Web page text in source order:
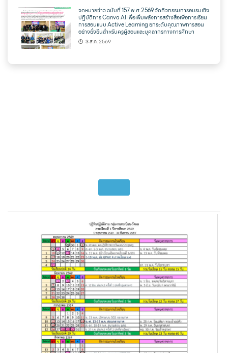
จดหมายข่าว ฉบับที่ 157 พ.ศ.2569 จัดกิจกรรมการอบรมเชิง
ปฏิบัติการ Canva AI เพื่อเพิ่มพลังการสร้างสื่อเพื่อการเรียน
การสอนแบบ Active Learning ยกระดับคุณภาพการสอน
อย่างยั่งยืนสำหรับครูผู้สอนและบุคลากรทางการศึกษา
3 ส.ค. 2569